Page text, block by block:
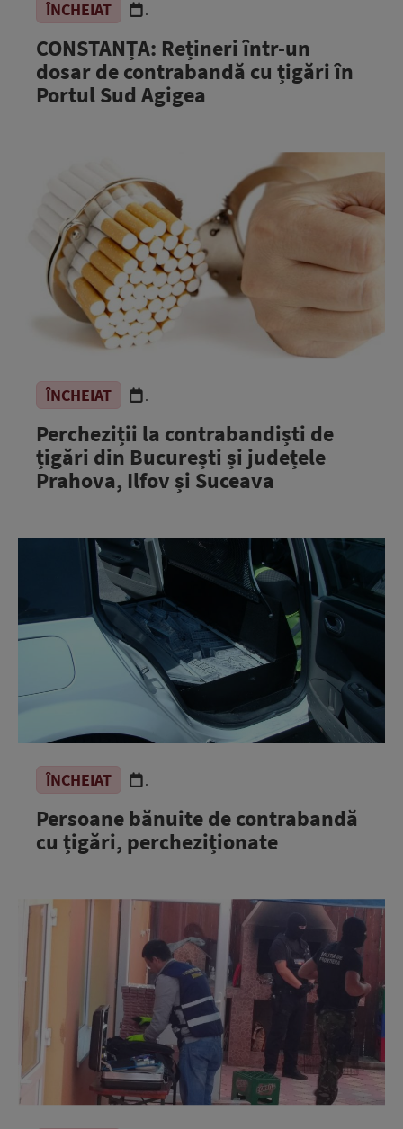
ÎNCHEIAT .
CONSTANȚA: Rețineri într-un
dosar de contrabandă cu țigări în
Portul Sud Agigea
ÎNCHEIAT .
Percheziții la contrabandiști de
țigări din București și județele
Prahova, Ilfov și Suceava
ÎNCHEIAT .
Persoane bănuite de contrabandă
cu țigări, percheziționate